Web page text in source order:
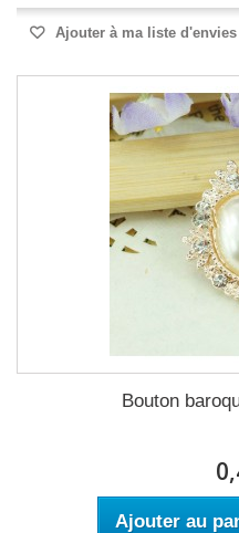
Ajouter à ma liste d'envies
Bouton
Ajouter au